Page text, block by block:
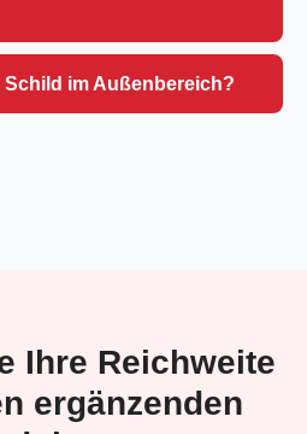
Schild im Außenbereich?
Ihre Reichweite
ergänzenden